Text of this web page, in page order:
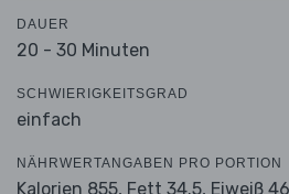
DAUER
20 - 30 Minuten
SCHWIERIGKEITSGRAD
einfach
NÄHRWERTANGABEN PRO PORTION
Kalorien 855, Fett 34.5, Eiweiß